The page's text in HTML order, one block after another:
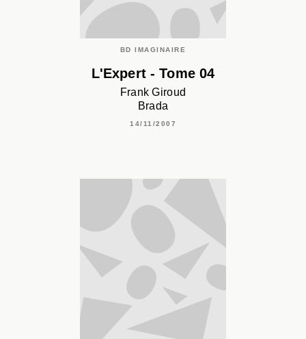
BD IMAGINAIRE
L'Expert - Tome 04
Frank Giroud
Brada
14/11/2007